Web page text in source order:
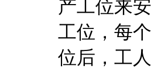
产工位来
工位，每
位后，工